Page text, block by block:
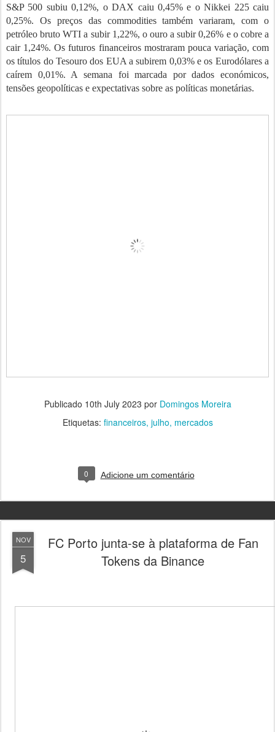
S&P 500 subiu 0,12%, o DAX caiu 0,45% e o Nikkei 225 caiu
0,25%. Os preços das commodities também variaram, com o
petróleo bruto WTI a subir 1,22%, o ouro a subir 0,26% e o cobre a
cair 1,24%. Os futuros financeiros mostraram pouca variação, com
os títulos do Tesouro dos EUA a subirem 0,03% e os Eurodólares a
caírem 0,01%. A semana foi marcada por dados económicos,
tensões geopolíticas e expectativas sobre as políticas monetárias.
Publicado 10th July 2023 por Domingos Moreira
Etiquetas: financeiros julho mercados
0 Adicione um comentário
NOV
5
FC Porto junta-se à plataforma de Fan
Tokens da Binance